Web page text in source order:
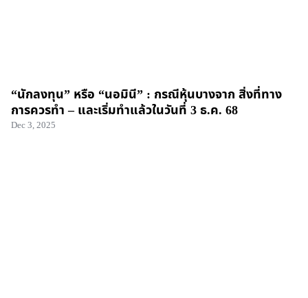
“นักลงทุน” หรือ “นอมินี” : กรณีหุ้นบางจาก สิ่งที่ทาง
การควรทำ – และเริ่มทำแล้วในวันที่ 3 ธ.ค. 68
Dec 3, 2025